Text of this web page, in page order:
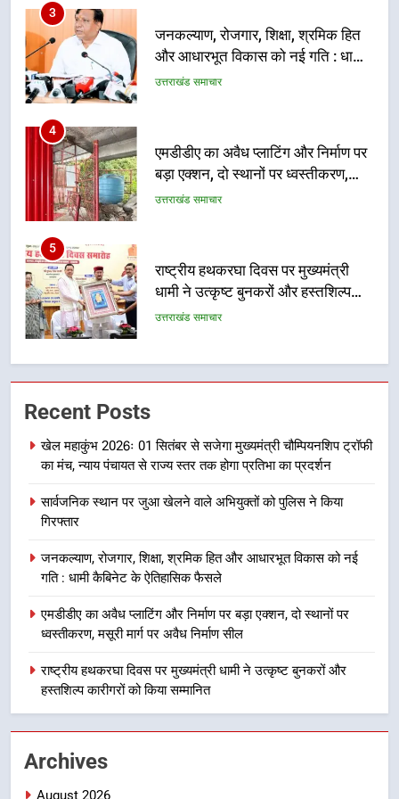
4
एमडीडीए का अवैध प्लाटिंग और निर्माण पर
बड़ा एक्शन, दो स्थानों पर ध्वस्तीकरण,
मसूरी मार्ग पर अवैध निर्माण सील
उत्तराखंड समाचार
5
राष्ट्रीय हथकरघा दिवस पर मुख्यमंत्री
धामी ने उत्कृष्ट बुनकरों और हस्तशिल्प
कारीगरों को किया सम्मानित
उत्तराखंड समाचार
6
उत्तराखंड कांग्रेस में बड़ा संगठनात्मक
फेरबदल, नई कार्यकारिणी और समितियों
का गठन
उत्तराखंड समाचार
7
भर्ती
उत्तराखंड समाचार
दिल्ली-देहरादून आर्थिक कॉरिडोर से जुड़ी
का डीएम ने किया निरीक्षण; समयबद्ध एवं
गुणवत्तापूर्ण निर्माण सुनिश्चित करने के
नहींः डीएम
उत्तराखंड समाचार
खेल महाकुंभ 2026ः 01 सितंबर से सजेगा
न्याय पंचायत से राज्य स्तर तक होगा
प्रतिभा का प्रदर्शन
उत्तराखंड समाचार
Recent Posts
खेल महाकुंभ 2026ः 01 सितंबर से सजेगा मुख्यमंत्री चौम्पियनशिप ट्रॉफी
का मंच, न्याय पंचायत से राज्य स्तर तक होगा प्रतिभा का प्रदर्शन
सार्वजनिक स्थान पर जुआ खेलने वाले अभियुक्तों को पुलिस ने किया
गिरफ्तार
जनकल्याण, रोजगार, शिक्षा, श्रमिक हित और आधारभूत विकास को नई
गति : धामी कैबिनेट के ऐतिहासिक फैसले
एमडीडीए का अवैध प्लाटिंग और निर्माण पर बड़ा एक्शन, दो स्थानों पर
ध्वस्तीकरण, मसूरी मार्ग पर अवैध निर्माण सील
राष्ट्रीय हथकरघा दिवस पर मुख्यमंत्री धामी ने उत्कृष्ट बुनकरों और
हस्तशिल्प कारीगरों को किया सम्मानित
Archives
August 2026